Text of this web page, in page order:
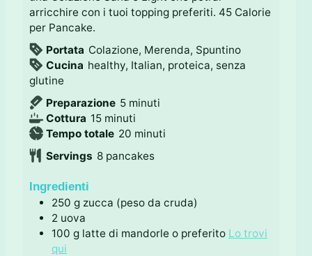
arricchire con i tuoi topping preferiti. 45 Calorie
per Pancake.
Portata Colazione, Merenda, Spuntino
Cucina healthy, Italian, proteica, senza
glutine
Preparazione 5m
i
n
t
minuti
Cottura 15m
i
u
minuti
Tempo totale 20m
n
i
minuti
Servings 8 pancakes
Ingredienti
250 g zucca (peso da cruda)
2 uova
100 g latte di mandorle o preferito Lo trovi
qui